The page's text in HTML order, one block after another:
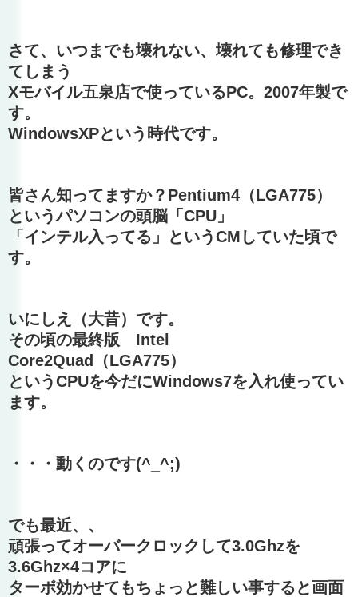
さて、いつまでも壊れない、壊れても修理でき
てしまう
Xモバイル五泉店で使っているPC。2007年製で
す。
WindowsXPという時代です。
皆さん知ってますか？Pentium4（LGA775）
というパソコンの頭脳「CPU」
「インテル入ってる」というCMしていた頃で
す。
いにしえ（大昔）です。
その頃の最終版 Intel
Core2Quad（LGA775）
というCPUを今だにWindows7を入れ使ってい
ます。
・・・動くのです(^_^;)
でも最近、、
頑張ってオーバークロックして3.0Ghzを
3.6Ghz×4コアに
ターボ効かせてもちょっと難しい事すると画面